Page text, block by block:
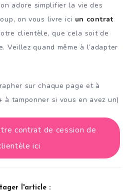
adore simplifier la vie des
on vous livre ici un contrat
clientèle, que cela soit de
Veillez quand même à l’adapter
sur chaque page et à
tamponner si vous en avez un)
contrat de cession de
ici
l'article :